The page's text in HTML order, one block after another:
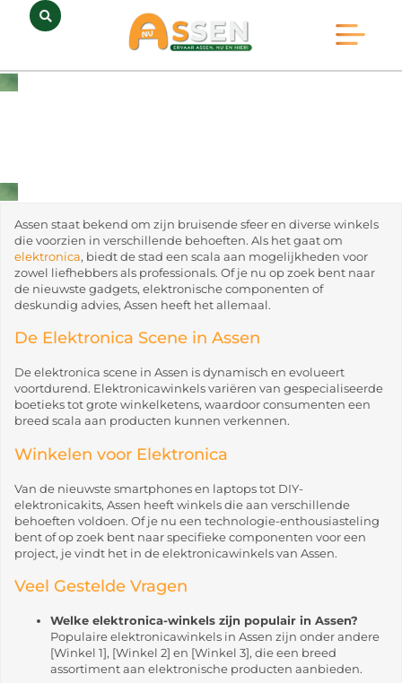
Assen staat bekend om zijn bruisende sfeer en diverse winkels
die voorzien in verschillende behoeften. Als het gaat om
elektronica, biedt de stad een scala aan mogelijkheden voor
zowel liefhebbers als professionals. Of je nu op zoek bent naar
de nieuwste gadgets, elektronische componenten of
deskundig advies, Assen heeft het allemaal.
De Elektronica Scene in Assen
De elektronica scene in Assen is dynamisch en evolueert
voortdurend. Elektronicawinkels variëren van gespecialiseerde
boetieks tot grote winkelketens, waardoor consumenten een
breed scala aan producten kunnen verkennen.
Winkelen voor Elektronica
Van de nieuwste smartphones en laptops tot DIY-
elektronicakits, Assen heeft winkels die aan verschillende
behoeften voldoen. Of je nu een technologie-enthousiasteling
bent of op zoek bent naar specifieke componenten voor een
project, je vindt het in de elektronicawinkels van Assen.
Veel Gestelde Vragen
Welke elektronica-winkels zijn populair in Assen?
Populaire elektronicawinkels in Assen zijn onder andere
[Winkel 1], [Winkel 2] en [Winkel 3], die een breed
assortiment aan elektronische producten aanbieden.